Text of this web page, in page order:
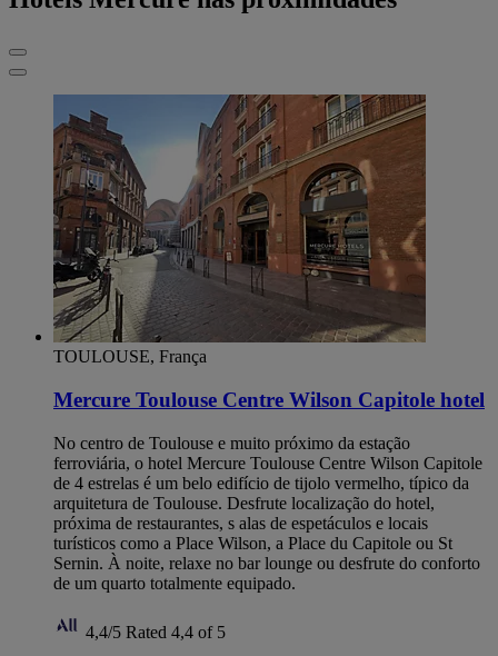
TOULOUSE, França
Mercure Toulouse Centre Wilson Capitole hotel
No centro de Toulouse e muito próximo da estação
ferroviária, o hotel Mercure Toulouse Centre Wilson Capitole
de 4 estrelas é um belo edifício de tijolo vermelho, típico da
arquitetura de Toulouse. Desfrute localização do hotel,
próxima de restaurantes, s alas de espetáculos e locais
turísticos como a Place Wilson, a Place du Capitole ou St
Sernin. À noite, relaxe no bar lounge ou desfrute do conforto
de um quarto totalmente equipado.
4,4/5 Rated 4,4 of 5